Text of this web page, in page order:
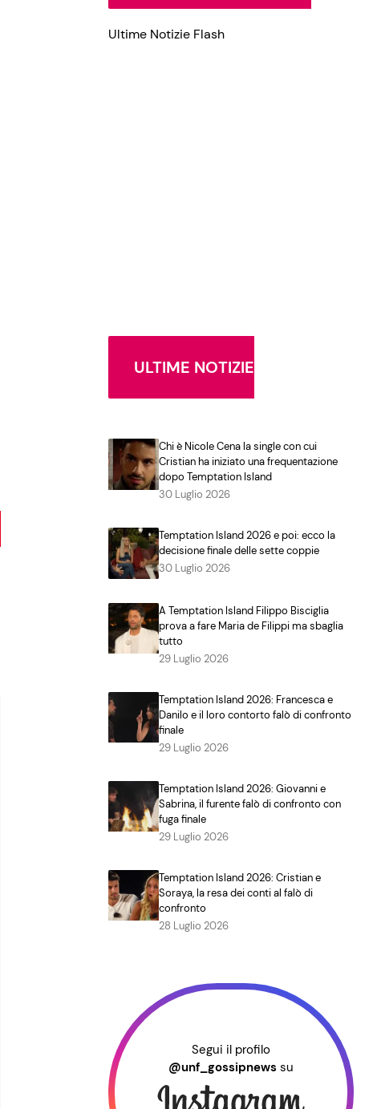
Ultime Notizie Flash
ULTIME NOTIZIE
Chi è Nicole Cena la single con cui
Cristian ha iniziato una frequentazione
dopo Temptation Island
30 Luglio 2026
Temptation Island 2026 e poi: ecco la
decisione finale delle sette coppie
30 Luglio 2026
A Temptation Island Filippo Bisciglia
prova a fare Maria de Filippi ma sbaglia
tutto
29 Luglio 2026
Temptation Island 2026: Francesca e
Danilo e il loro contorto falò di confronto
finale
29 Luglio 2026
Temptation Island 2026: Giovanni e
Sabrina, il furente falò di confronto con
fuga finale
29 Luglio 2026
Temptation Island 2026: Cristian e
Soraya, la resa dei conti al falò di
confronto
28 Luglio 2026
Segui il profilo
@unf_gossipnews su